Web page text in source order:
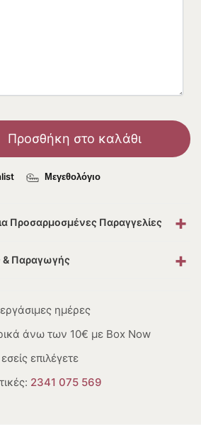
Προσθήκη στο καλάθι
Μεγεθολόγιο
Προσαρμοσμένες Παραγγελίες +
& Παραγωγής +
ημέρες
άνω των 10€ με Box Now
επιλέγετε
2341 075 569